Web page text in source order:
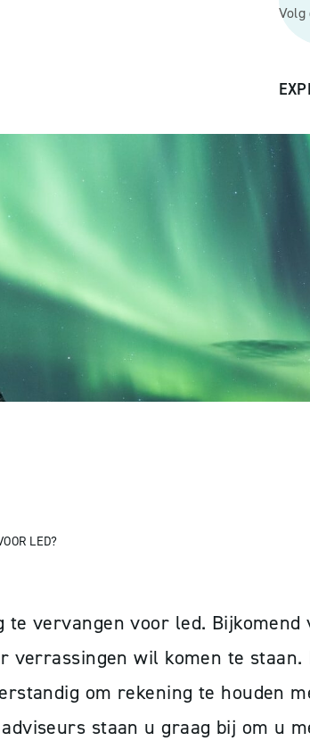
Volg
LED?
vervangen voor led.
verrassingen wil komen te
om rekening te houden
staan u graag bij om u